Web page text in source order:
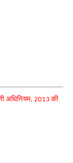
अधिनियम, 2013की